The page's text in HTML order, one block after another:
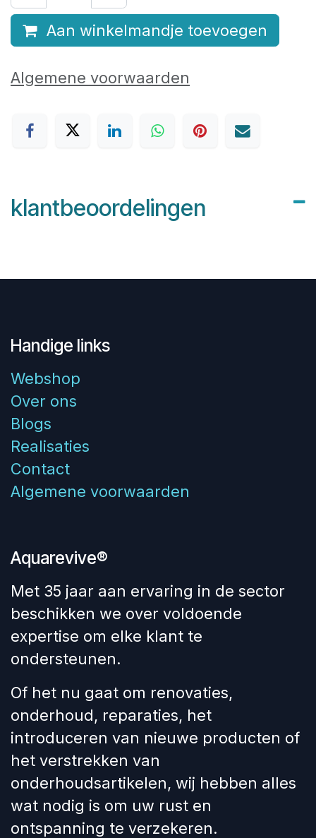
Aan winkelmandje toevoegen
Algemene voorwaarden
klantbeoordelingen
Handige links
Webshop
Over ons
Blogs
Realisaties
Contact
Algemene voorwaarden
Aquarevive®
Met 35 jaar aan ervaring in de sector
beschikken we over voldoende
expertise om elke klant te
ondersteunen.
Of het nu gaat om renovaties,
onderhoud, reparaties, het
introduceren van nieuwe producten of
het verstrekken van
onderhoudsartikelen, wij hebben alles
wat nodig is om uw rust en
ontspanning te verzekeren.